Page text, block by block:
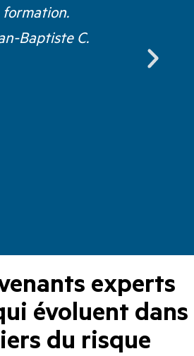
formation.
Baptiste C.
experts
évoluent dans
du risque